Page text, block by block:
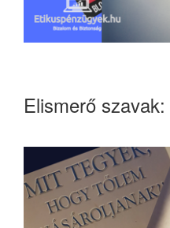
Elismerő szavak: